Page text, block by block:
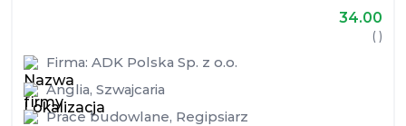
34.00
( )
Firma: ADK Polska Sp. z o.o.
Anglia, Szwajcaria
Prace budowlane, Regipsiarz